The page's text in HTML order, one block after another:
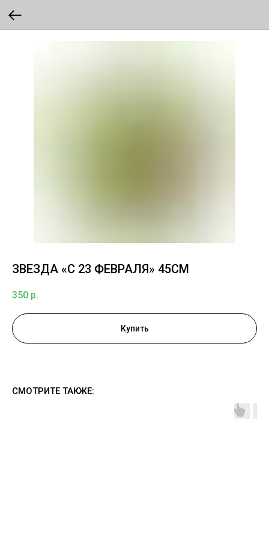
ЗВЕЗДА «С 23 ФЕВРАЛЯ» 45СМ
350 р.
Купить
СМОТРИТЕ ТАКЖЕ: